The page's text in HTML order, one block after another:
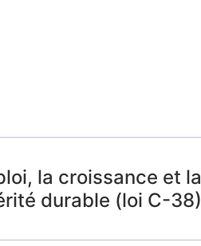
la croissance et la
durable (loi C-38)